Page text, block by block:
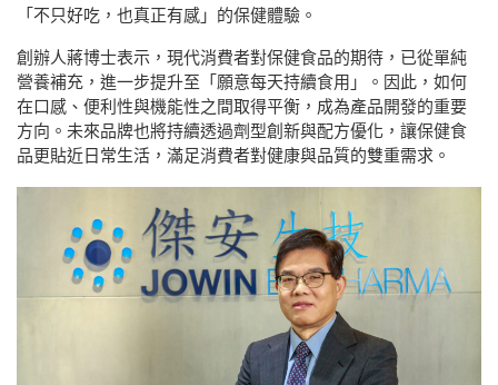
「不只好吃，也真正有感」的保健體驗。
創辦人蔣博士表示，現代消費者對保健食品的期待，已從單純
營養補充，進一步提升至「願意每天持續食用」。因此，如何
在口感、便利性與機能性之間取得平衡，成為產品開發的重要
方向。未來品牌也將持續透過劑型創新與配方優化，讓保健食
品更貼近日常生活，滿足消費者對健康與品質的雙重需求。